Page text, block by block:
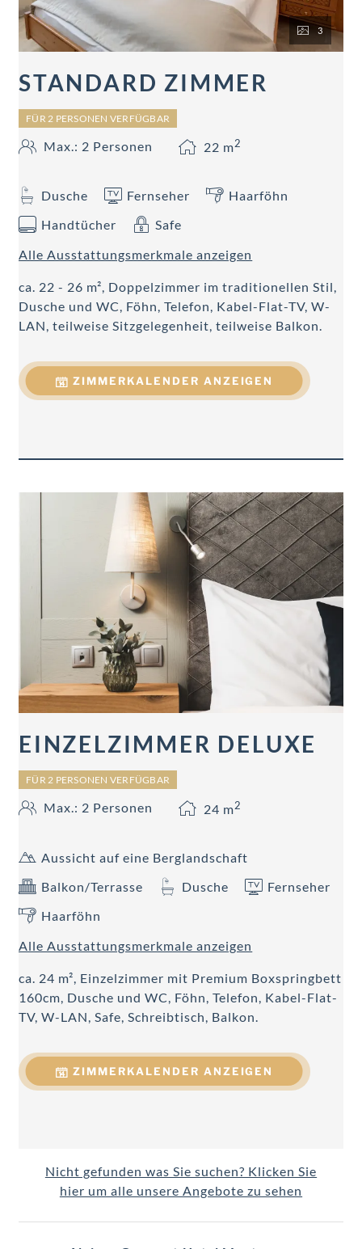
3
STANDARD ZIMMER
FÜR 2 PERSONEN VERFÜGBAR
Max.: 2 Personen 22 m2
Dusche Fernseher
Haarföhn
Handtücher
Safe
Alle Ausstattungsmerkmale anzeigen
ca. 22 - 26 m², Doppelzimmer im traditionellen Stil,
Dusche und WC, Föhn, Telefon, Kabel-Flat-TV, W-
LAN, teilweise Sitzgelegenheit, teilweise Balkon.
ZIMMERKALENDER ANZEIGEN
EINZELZIMMER DELUXE
FÜR 2 PERSONEN VERFÜGBAR
Max.: 2 Personen 24 m2
Aussicht auf eine Berglandschaft
Balkon/Terrasse
Dusche
Fernseher
Haarföhn
Alle Ausstattungsmerkmale anzeigen
ca. 24 m², Einzelzimmer mit Premium Boxspringbett
160cm, Dusche und WC, Föhn, Telefon, Kabel-Flat-
TV, W-LAN, Safe, Schreibtisch, Balkon.
ZIMMERKALENDER ANZEIGEN
Nicht gefunden was Sie suchen? Klicken Sie
hier um alle unsere Angebote zu sehen